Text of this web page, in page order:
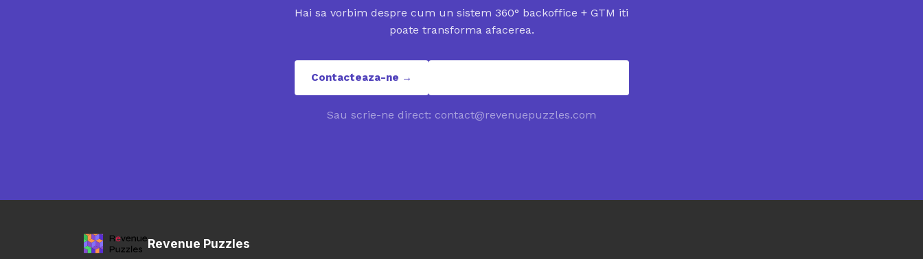
Hai sa vorbim despre cum un sistem 360° backoffice + GTM iti
poate transforma afacerea.
Contacteaza-ne →
Sau scrie-ne direct: contact@revenuepuzzles.com
Revenue Puzzles